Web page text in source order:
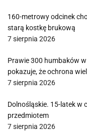
160-metrowy odcinek
starą kostkę brukową
7 sierpnia 2026
Prawie 300 humbaków
pokazuje, że ochrona
7 sierpnia 2026
Dolnośląskie. 15-latek w
przedmiotem
7 sierpnia 2026